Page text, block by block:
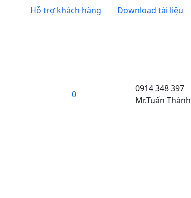
Hỗ trợ khách hàng Download tài liệu
0
0914 348 397
Mr.Tuấn Thành